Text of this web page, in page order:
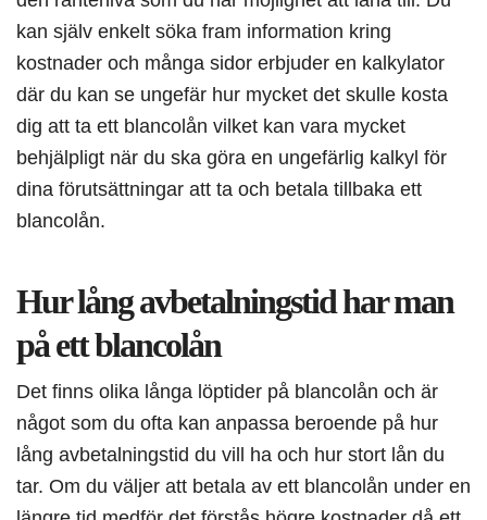
kan själv enkelt söka fram information kring
kostnader och många sidor erbjuder en kalkylator
där du kan se ungefär hur mycket det skulle kosta
dig att ta ett blancolån vilket kan vara mycket
behjälpligt när du ska göra en ungefärlig kalkyl för
dina förutsättningar att ta och betala tillbaka ett
blancolån.
Hur lång avbetalningstid har man
på ett blancolån
Det finns olika långa löptider på blancolån och är
något som du ofta kan anpassa beroende på hur
lång avbetalningstid du vill ha och hur stort lån du
tar. Om du väljer att betala av ett blancolån under en